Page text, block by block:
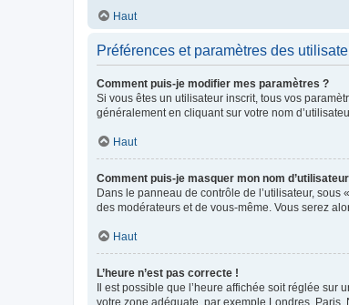
Haut
Préférences et paramètres des
Comment puis-je modifier mes paramètres ?
Si vous êtes un utilisateur inscrit, tous vos
généralement en cliquant sur votre nom
Haut
Comment puis-je masquer mon nom
Dans le panneau de contrôle de l’utilisateur, sous
des modérateurs et de vous-même. Vous serez
Haut
L’heure n’est pas correcte !
Il est possible que l’heure affichée soit réglée sur
votre zone adéquate, par exemple Londres, Paris,